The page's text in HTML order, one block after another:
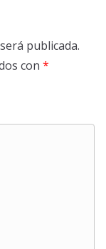
publicada.
con *